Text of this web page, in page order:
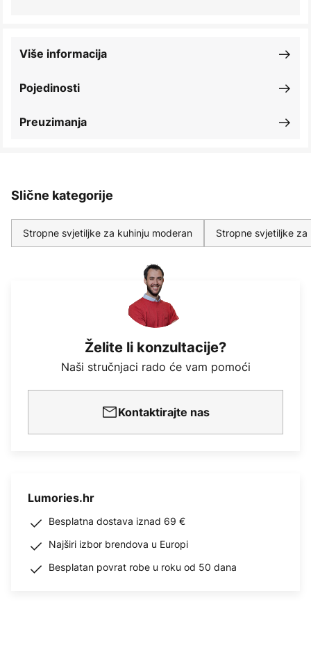
Pojedinosti
Više informacija
Preuzimanja
Slične kategorije
Stropne svjetiljke za kuhinju moderan Stropne svjetiljke za
Želite li konzultacije?
Naši stručnjaci rado će vam pomoći
Kontaktirajte nas
Lumories.hr
Besplatna dostava iznad 69 €
Najširi izbor brendova u Europi
Besplatan povrat robe u roku od 50 dana